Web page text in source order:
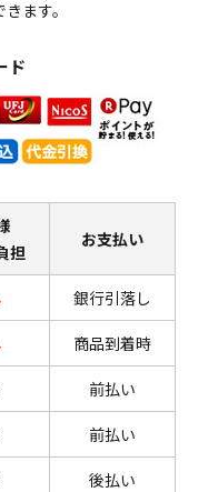
ます。
ド
担
お支払い
銀行引落し
商品到着時
前払い
前払い
後払い